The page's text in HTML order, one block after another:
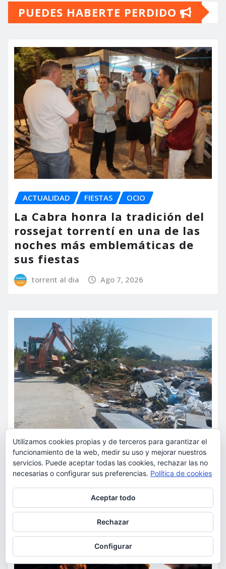
PUEDES HABERTE PERDIDO
ACTUALIDAD FIESTAS OCIO
La Cabra honra la tradición del
rossejat torrentí en una de las
noches más emblemáticas de
sus fiestas
torrent al dia Ago 7, 2026
ACTUALIDAD SUCESOS
Torrent caza a los responsables
de los vertidos ilegales y
endurece las sanciones
torrent al dia Ago 7, 2026
Utilizamos cookies propias y de terceros para garantizar el
funcionamiento de la web, medir su uso y mejorar nuestros
servicios. Puede aceptar todas las cookies, rechazar las no
necesarias o configurar sus preferencias. Política de cookies
Aceptar todo
Rechazar
Configurar
Para obtener más información, incluido cómo gestionar las cookies,